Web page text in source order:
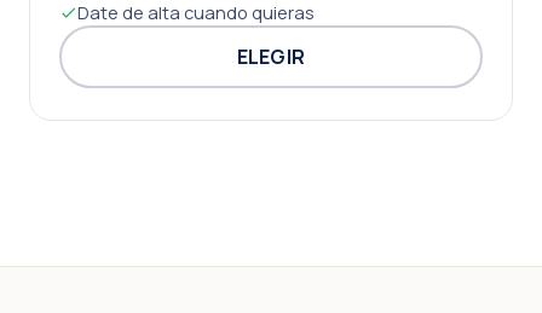
Date de alta cuando quieras
ELEGIR